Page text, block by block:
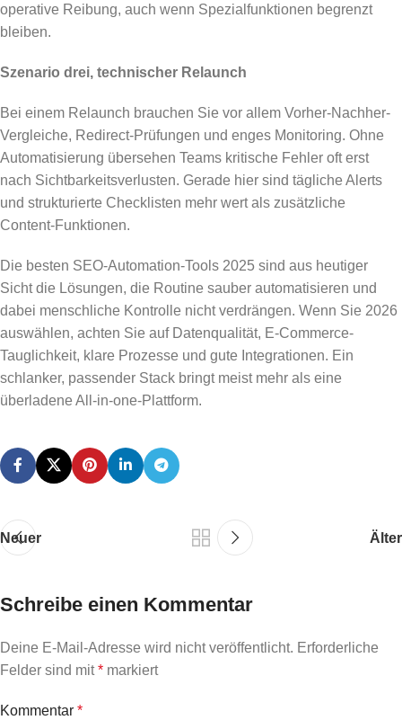
operative Reibung, auch wenn Spezialfunktionen begrenzt
bleiben.
Szenario drei, technischer Relaunch
Bei einem Relaunch brauchen Sie vor allem Vorher-Nachher-
Vergleiche, Redirect-Prüfungen und enges Monitoring. Ohne
Automatisierung übersehen Teams kritische Fehler oft erst
nach Sichtbarkeitsverlusten. Gerade hier sind tägliche Alerts
und strukturierte Checklisten mehr wert als zusätzliche
Content-Funktionen.
Die besten SEO-Automation-Tools 2025 sind aus heutiger
Sicht die Lösungen, die Routine sauber automatisieren und
dabei menschliche Kontrolle nicht verdrängen. Wenn Sie 2026
auswählen, achten Sie auf Datenqualität, E-Commerce-
Tauglichkeit, klare Prozesse und gute Integrationen. Ein
schlanker, passender Stack bringt meist mehr als eine
überladene All-in-one-Plattform.
Neuer Älter
Schreibe einen Kommentar
Deine E-Mail-Adresse wird nicht veröffentlicht. Erforderliche
Felder sind mit* markiert
Kommentar *